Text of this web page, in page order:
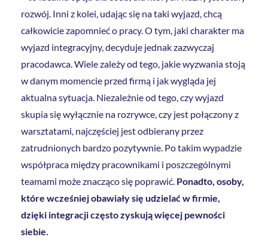
rozwój. Inni z kolei, udając się na taki wyjazd, chcą
całkowicie zapomnieć o pracy. O tym, jaki charakter ma
wyjazd integracyjny, decyduje jednak zazwyczaj
pracodawca. Wiele zależy od tego, jakie wyzwania stoją
w danym momencie przed firmą i jak wygląda jej
aktualna sytuacja. Niezależnie od tego, czy wyjazd
skupia się wyłącznie na rozrywce, czy jest połączony z
warsztatami, najczęściej jest odbierany przez
zatrudnionych bardzo pozytywnie. Po takim wypadzie
współpraca między pracownikami i poszczególnymi
teamami może znacząco się poprawić. Ponadto, osoby,
które wcześniej obawiały się udzielać w firmie,
dzięki integracji często zyskują więcej pewności
siebie.